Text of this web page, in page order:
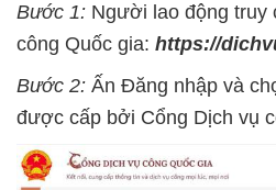
Bước 1: Người lao động truy
công Quốc gia: https://
Bước 2: Ấn Đăng nhập và
được cấp bởi Cổng Dịch vụ